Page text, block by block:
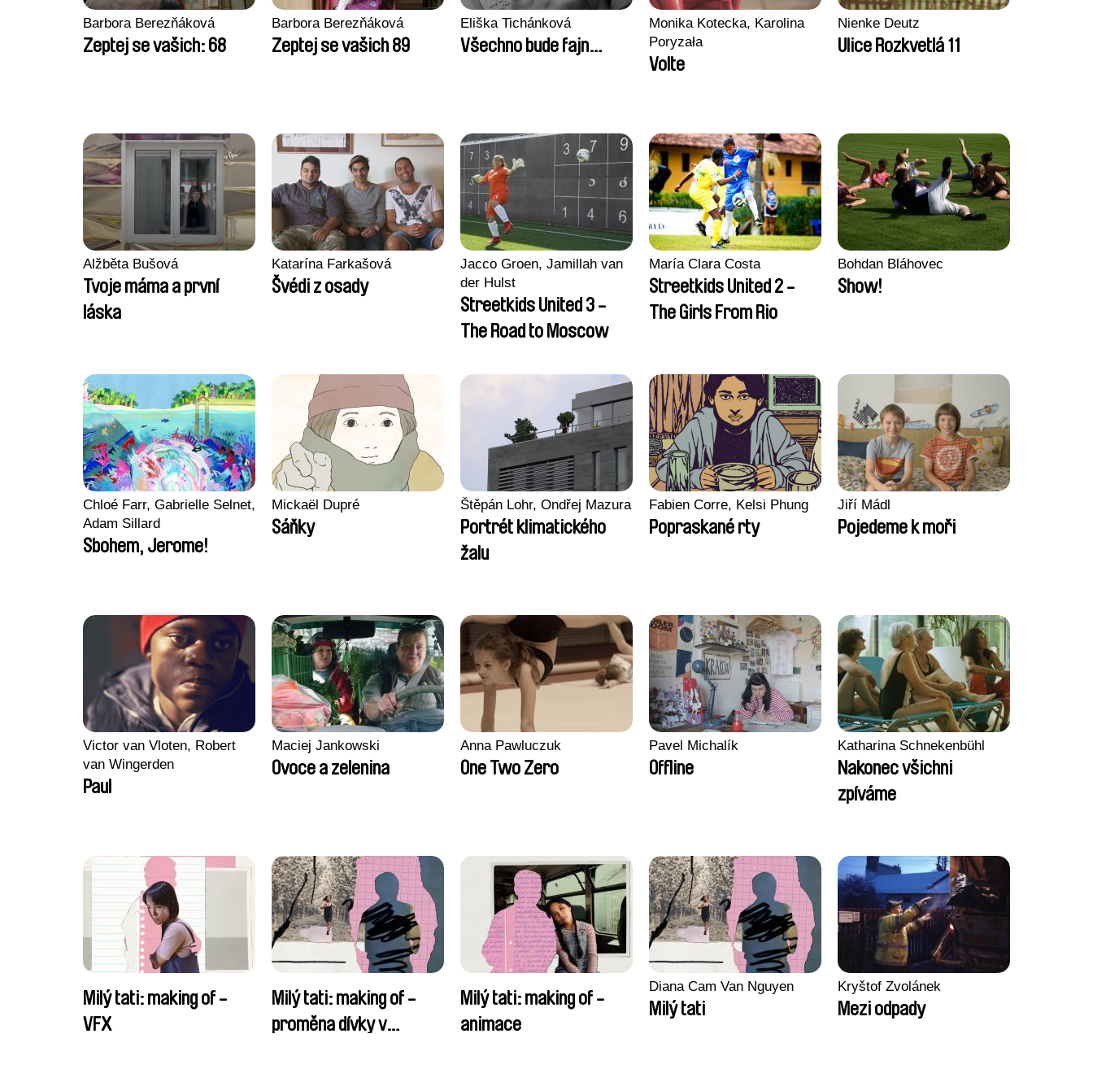
Barbora Berezňáková
Zeptej se vašich: 68
Barbora Berezňáková
Zeptej se vašich 89
Eliška Tichánková
Všechno bude fajn…
Monika Kotecka, Karolina
Poryzała
Volte
Nienke Deutz
Ulice Rozkvetlá 11
Alžběta Bušová
Tvoje máma a první
láska
Katarína Farkašová
Švédi z osady
Jacco Groen, Jamillah van
der Hulst
Streetkids United 3 -
The Road to Moscow
María Clara Costa
Streetkids United 2 -
The Girls From Rio
Bohdan Bláhovec
Show!
Chloé Farr, Gabrielle Selnet,
Adam Sillard
Sbohem, Jerome!
Mickaël Dupré
Sáňky
Štěpán Lohr, Ondřej Mazura
Portrét klimatického
žalu
Fabien Corre, Kelsi Phung
Popraskané rty
Jiří Mádl
Pojedeme k moři
Victor van Vloten, Robert
van Wingerden
Paul
Maciej Jankowski
Ovoce a zelenina
Anna Pawluczuk
One Two Zero
Pavel Michalík
Offline
Katharina Schnekenbühl
Nakonec všichni
zpíváme
Milý tati: making of -
VFX
Milý tati: making of -
proměna dívky v
Milý tati: making of -
animace
Diana Cam Van Nguyen
Milý tati
Kryštof Zvolánek
Mezi odpady